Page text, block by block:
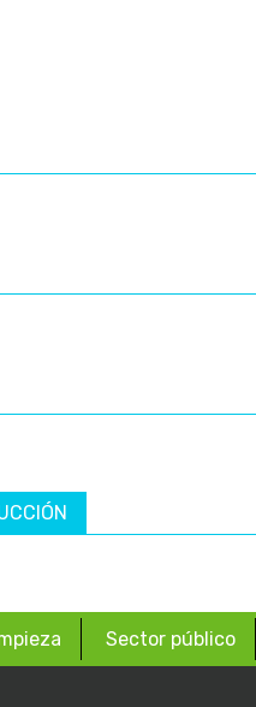
Sector público